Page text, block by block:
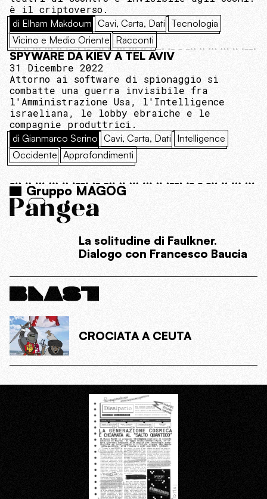
è il criptoverso.
di Elham Makdoum Cavi, Carta, Dati Tecnologia
Vicino e Medio Oriente Racconti
SPYWARE DA KIEV A TEL AVIV
31 Dicembre 2022
Attorno ai software di spionaggio si
combatte una guerra invisibile fra
l'Amministrazione Usa, l'Intelligence
israeliana, le lobby ebraiche e le
compagnie produttrici.
di Gianmarco Serino Cavi, Carta, Dati Intelligence
Occidente Approfondimenti
Gruppo MAGOG
La solitudine di Faulkner.
Dialogo con Francesco Baucia
CROCIATA A CEUTA